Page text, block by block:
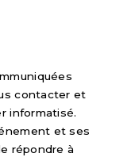
contacter et
informatisé.
et ses
répondre à